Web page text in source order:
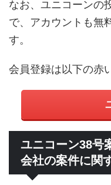
なお、ユニコーンの
で、アカウントも無
す。
会員登録は以下の赤
ユニコーン38号
会社の案件に関